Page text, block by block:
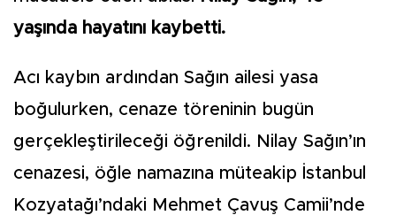
yaşında hayatını kaybetti.
Acı kaybın ardından Sağın ailesi yasa
boğulurken, cenaze töreninin bugün
gerçekleştirileceği öğrenildi. Nilay Sağın’ın
cenazesi, öğle namazına müteakip İstanbul
Kozyatağı’ndaki Mehmet Çavuş Camii’nde